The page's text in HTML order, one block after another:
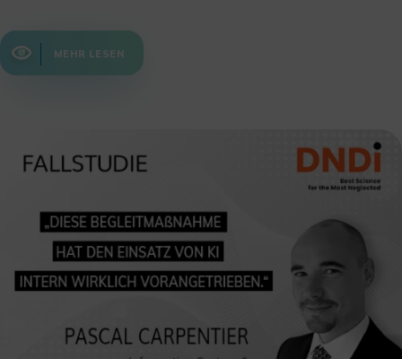
MEHR LESEN